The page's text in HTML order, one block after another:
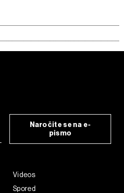
Naročite se na e-
pismo
Videos
Spored